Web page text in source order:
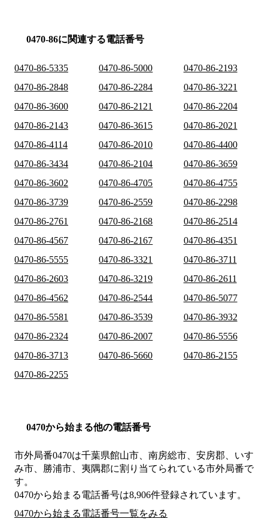
0470-86に関連する電話番号
0470-86-5335 0470-86-5000
0470-86-2193
0470-86-2848
0470-86-2284
0470-86-3221
0470-86-3600
0470-86-2121
0470-86-2204
0470-86-2143
0470-86-3615
0470-86-2021
0470-86-4114
0470-86-2010
0470-86-4400
0470-86-3434
0470-86-2104
0470-86-3659
0470-86-3602
0470-86-4705
0470-86-4755
0470-86-3739
0470-86-2559
0470-86-2298
0470-86-2761
0470-86-2168
0470-86-2514
0470-86-4567
0470-86-2167
0470-86-4351
0470-86-5555
0470-86-3321
0470-86-3711
0470-86-2603
0470-86-3219
0470-86-2611
0470-86-4562
0470-86-2544
0470-86-5077
0470-86-5581
0470-86-3539
0470-86-3932
0470-86-2324
0470-86-2007
0470-86-5556
0470-86-3713
0470-86-5660
0470-86-2155
0470-86-2255
0470から始まる他の電話番号
市外局番0470は千葉県館山市、南房総市、安房郡、いす
み市、勝浦市、夷隅郡に割り当てられている市外局番で
す。
0470から始まる電話番号は8,906件登録されています。
0470から始まる電話番号一覧をみる